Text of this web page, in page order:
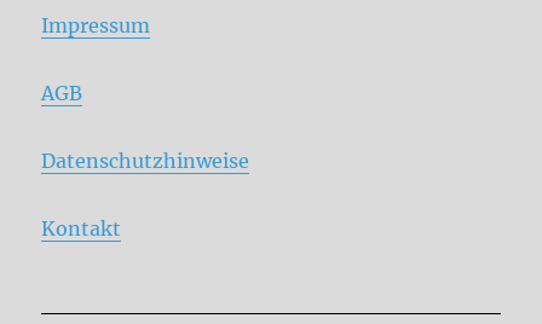
Impressum
AGB
Datenschutzhinweise
Kontakt